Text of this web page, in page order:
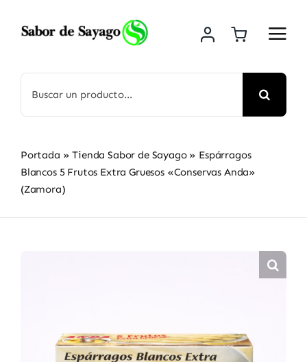
Portada »Tienda Sabor de Sayago» Espárragos
Blancos 5 Frutos Extra Gruesos «Conservas Anda»
(Zamora)